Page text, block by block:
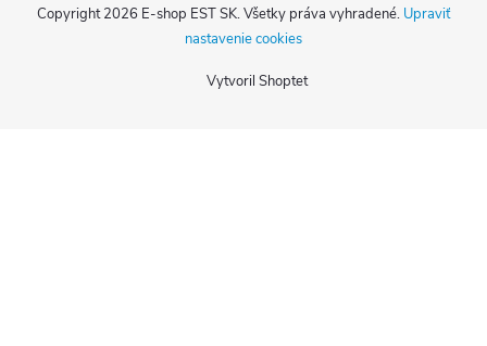
Vytvoril Shoptet
Copyright 2026 E-shop EST SK. Všetky práva vyhradené. Upraviť
nastavenie cookies